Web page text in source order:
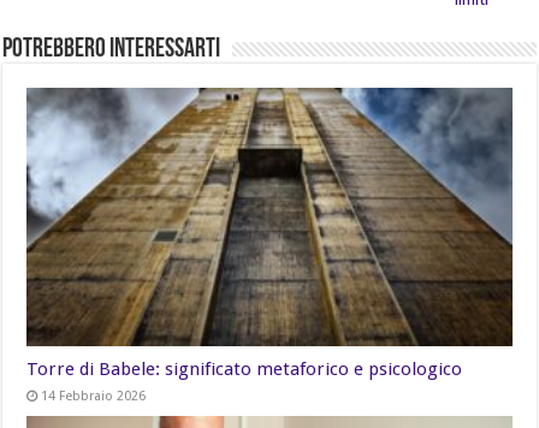
Potrebbero Interessarti
Torre di Babele: significato metaforico e psicologico
14 Febbraio 2026